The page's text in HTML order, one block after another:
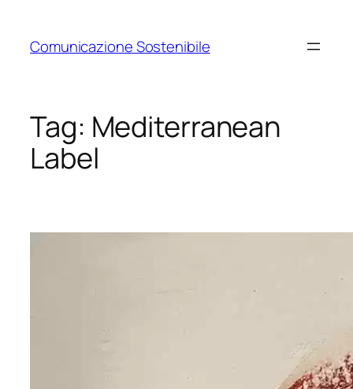
contenuto
Comunicazione Sostenibile
Tag: Mediterranean
Label